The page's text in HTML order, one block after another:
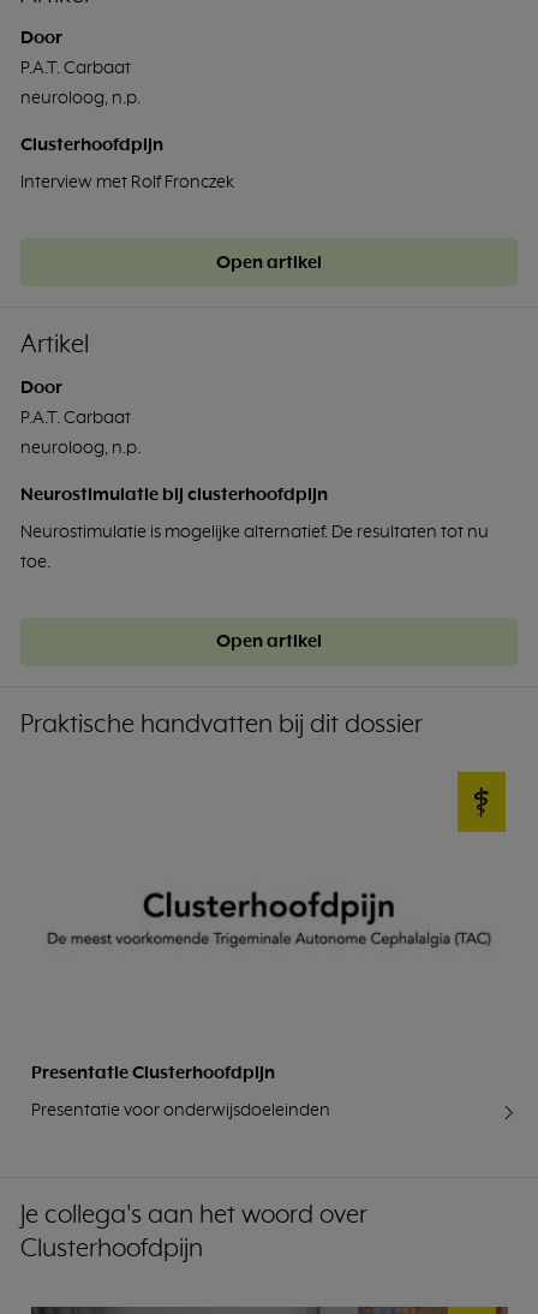
Door
P.A.T. Carbaat
neuroloog, n.p.
Clusterhoofdpijn
Interview met Rolf Fronczek
Open artikel
Artikel
Door
P.A.T. Carbaat
neuroloog, n.p.
Neurostimulatie bij clusterhoofdpijn
Neurostimulatie is mogelijke alternatief. De resultaten tot nu
toe.
Open artikel
Praktische handvatten bij dit dossier
Presentatie Clusterhoofdpijn
Presentatie voor onderwijsdoeleinden
Je collega's aan het woord over
Clusterhoofdpijn